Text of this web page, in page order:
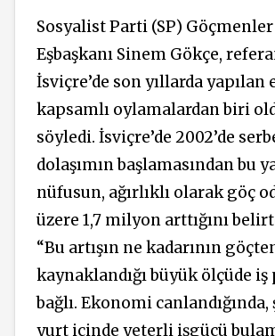
Sosyalist Parti (SP)
Eşbaşkanı Sinem Gökçe,
İsviçre’de son yıllarda yapılan
kapsamlı oylamalardan biri
söyledi. İsviçre’de 2002’de
dolaşımın başlamasından bu
nüfusun, ağırlıklı olarak göç
üzere 1,7 milyon arttığını
“Bu artışın ne kadarının
kaynaklandığıbüyük ölçüde iş
bağlı. Ekonomi
yurt içinde yeterli işgücü